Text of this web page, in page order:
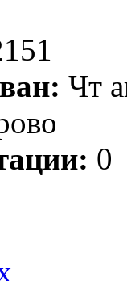
Чт
0